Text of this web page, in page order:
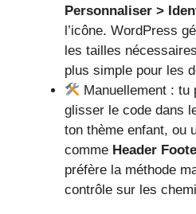
Personnaliser >
l’icône. WordPress
les tailles
plus simple pour les
Manuellement : tu
glisser le code dans
ton thème enfant, ou
comme Header
préfère la méthode
contrôle sur les